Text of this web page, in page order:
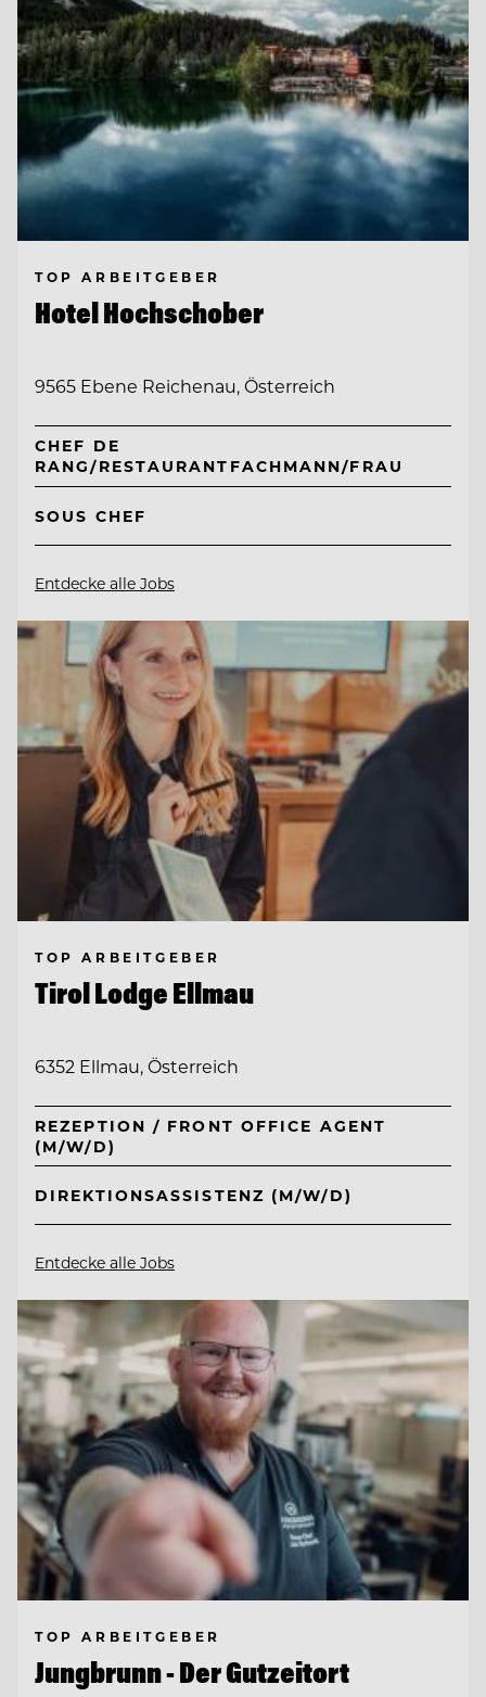
TOP ARBEITGEBER
Hotel Hochschober
9565 Ebene Reichenau, Österreich
CHEF DE
RANG/RESTAURANTFACHMANN/FRAU
SOUS CHEF
Entdecke alle Jobs
TOP ARBEITGEBER
Tirol Lodge Ellmau
6352 Ellmau, Österreich
REZEPTION / FRONT OFFICE AGENT
(M/W/D)
DIREKTIONSASSISTENZ (M/W/D)
Entdecke alle Jobs
TOP ARBEITGEBER
Jungbrunn - Der Gutzeitort